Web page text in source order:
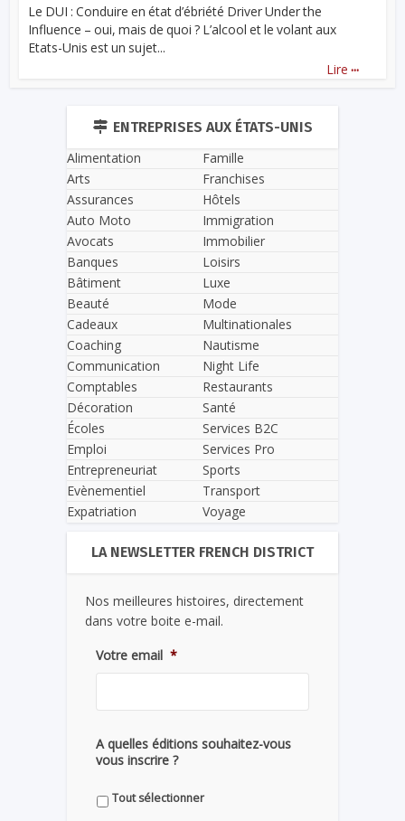
Le DUI : Conduire en état d’ébriété Driver Under the
Influence – oui, mais de quoi ? L’alcool et le volant aux
Etats-Unis est un sujet...
Lire ...
ENTREPRISES AUX ÉTATS-UNIS
Alimentation
Arts
Assurances
Auto Moto
Avocats
Banques
Bâtiment
Beauté
Cadeaux
Coaching
Communication
Comptables
Décoration
Écoles
Emploi
Entrepreneuriat
Evènementiel
Expatriation
Famille
Franchises
Hôtels
Immigration
Immobilier
Loisirs
Luxe
Mode
Multinationales
Nautisme
Night Life
Restaurants
Santé
Services B2C
Services Pro
Sports
Transport
Voyage
LA NEWSLETTER FRENCH DISTRICT
Nos meilleures histoires, directement
dans votre boite e-mail.
Votre email *
A quelles éditions souhaitez-vous
vous inscrire ?
Tout sélectionner